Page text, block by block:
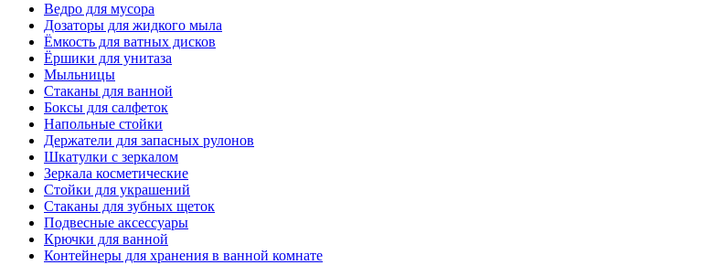
Ведро для мусора
Дозаторы для жидкого мыла
Ёмкость для ватных дисков
Ёршики для унитаза
Мыльницы
Стаканы для ванной
Боксы для салфеток
Напольные стойки
Держатели для запасных рулонов
Шкатулки с зеркалом
Зеркала косметические
Стойки для украшений
Стаканы для зубных щеток
Подвесные аксессуары
Крючки для ванной
Контейнеры для хранения в ванной комнате